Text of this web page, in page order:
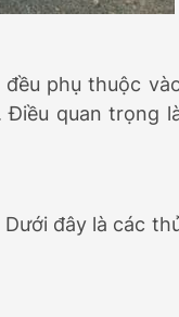
phụ thuộc
Điều quan trọng
đây là các